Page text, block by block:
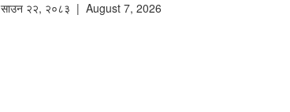
साउन २२, २०८३ | August 7, 2026